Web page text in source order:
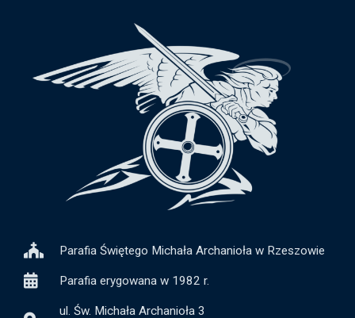
Parafia Świętego Michała Archanioła w Rzeszowie
Parafia erygowana w 1982 r.
ul. Św. Michała Archanioła 3